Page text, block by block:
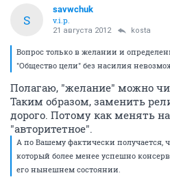
S
savwchuk
v.i.p.
21 августа 2012 kosta
Вопрос только в желании и
"Общество цели" без насилия
Полагаю, "желание" можно
Таким образом, заменить
дорого. Потому как менять
"авторитетное".
А по Вашему фактически получается,
который более менее успешно
его нынешнем состоянии.